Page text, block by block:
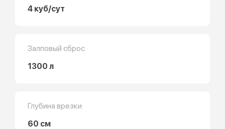
4 куб/сут
Залповый сброс
1300 л
Глубина врезки
60 см